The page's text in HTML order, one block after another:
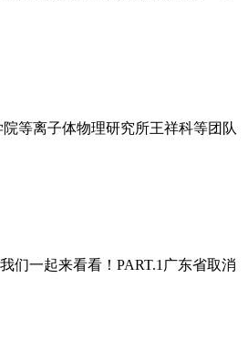
等离子体物理研究所王祥科等团队
们一起来看看！PART.1广东省取消